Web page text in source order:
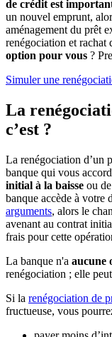
de crédit est
un nouvel emprunt,
aménagement du prêt
renégociation et rachat
option pour vous ?
Simuler une
La
c’est ?
La renégociation d’un
banque qui vous
initial à la baisse ou de
banque accède à votre
arguments, alors le
avenant au contrat
frais pour cette
La banque n'a aucune
renégociation ; elle
Si la renégociation de
fructueuse, vous